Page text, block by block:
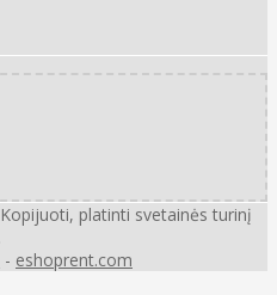
platinti svetainės turinį
- eshoprent.com